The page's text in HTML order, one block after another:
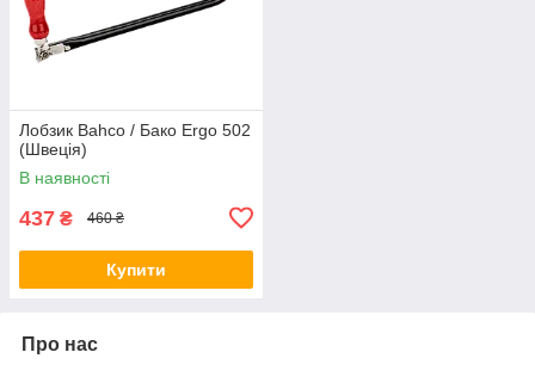
Лобзик Bahco / Бако Ergo 502
(Швеція)
В наявності
437 ₴ 460 ₴
Купити
Про нас